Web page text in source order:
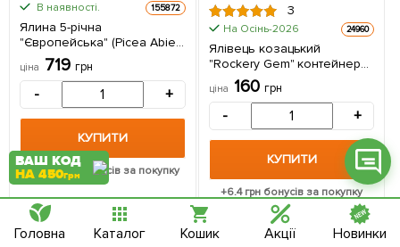
В наявності. 155872
Ялина 5-річна
"Європейська" (Picea Abies)
С5 висота 60-80см 1
саджанець в упаковці
ціна 719 грн
- +
КУПИТИ
+28.76грн бонусів за покупку
3
На Осінь-2026 24960
Ялівець козацький
"Rockery Gem" контейнер
Р9, висота 10-20см 1
саджанець в упаковці
ціна 160 грн
- +
КУПИТИ
+6.4грн бонусів за покупку
Вайбер
Інстаграм
Онлайн чат
ВАШ КОД
НА 450грн
Головна Каталог Кошик Акції Новинки